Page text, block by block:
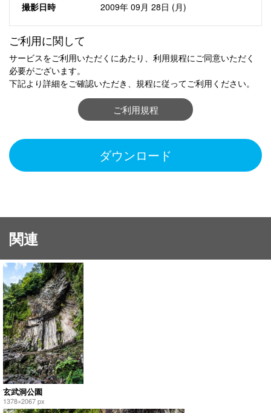
撮影日時
2009年 09月 28日 (月)
ご利用に関して
サービスをご利用いただくにあたり、利用規程にご同意いただく
必要がございます。
下記より詳細をご確認いただき、規程に従ってご利用ください。
ご利用規程
ダウンロード
関連
玄武洞公園
1378×2067 px